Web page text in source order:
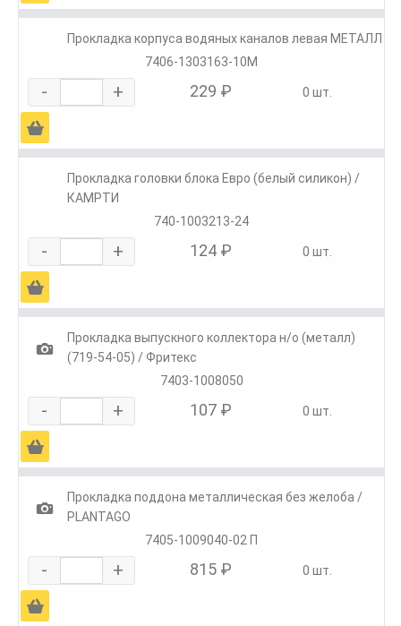
Прокладка корпуса водяных каналов левая МЕТАЛЛ
7406-1303163-10М
- + 229 ₽ 0 шт.
Ä
Прокладка головки блока Евро (белый силикон) /
КАМРТИ
740-1003213-24
- + 124 ₽ 0 шт.
Ä
1
Прокладка выпускного коллектора н/о (металл)
(719-54-05) / Фритекс
7403-1008050
- + 107 ₽ 0 шт.
Ä
1
Прокладка поддона металлическая без желоба /
PLANTAGO
7405-1009040-02 П
- + 815 ₽ 0 шт.
Ä